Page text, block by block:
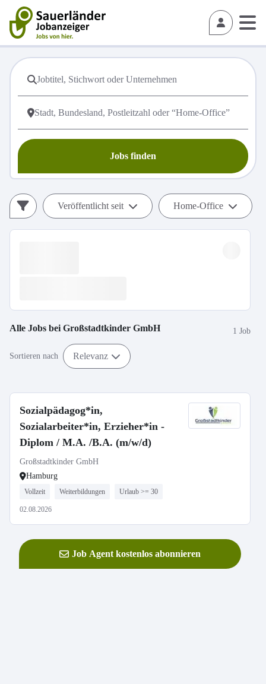
Jobs finden
Veröffentlicht seit Home-Office
Alle Jobs bei Großstadtkinder GmbH 1 Job
Sortieren nach Relevanz
Sozialpädagog*in,
Sozialarbeiter*in, Erzieher*in -
Diplom / M.A. /B.A. (m/w/d)
Großstadtkinder GmbH
Hamburg
Vollzeit Weiterbildungen Urlaub >= 30
02.08.2026
Job Agent kostenlos abonnieren